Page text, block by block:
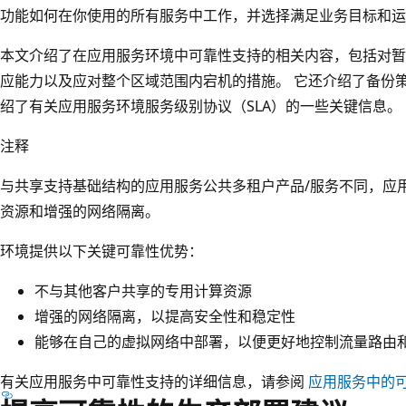
功能如何在你使用的所有服务中工作，并选择满足业务目标和
本文介绍了在应用服务环境中可靠性支持的相关内容，包括对
应能力以及应对整个区域范围内宕机的措施。 它还介绍了备份
绍了有关应用服务环境服务级别协议（SLA）的一些关键信息。
注释
与共享支持基础结构的应用服务公共多租户产品/服务不同，应
资源和增强的网络隔离。
环境提供以下关键可靠性优势：
不与其他客户共享的专用计算资源
增强的网络隔离，以提高安全性和稳定性
能够在自己的虚拟网络中部署，以便更好地控制流量路由
有关应用服务中可靠性支持的详细信息，请参阅 应用服务中的